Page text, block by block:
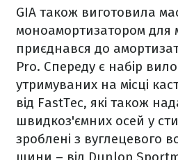
GIA також виготовила
моноамортизатором для
приєднався до
Pro. Спереду є набір
утримуваних на місці
від FastTec, які також
швидкоз'ємних осей у
зроблені з вуглецевого